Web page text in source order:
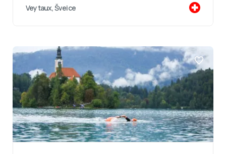
Veytaux, Šveice